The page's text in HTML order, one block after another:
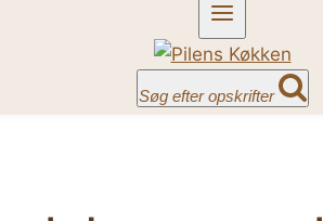
Søg efter opskrifter